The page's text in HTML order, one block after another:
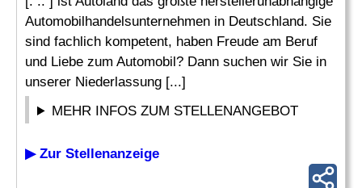
Automobilhandelsunternehmen in Deutschland. Sie
sind fachlich kompetent, haben Freude am Beruf
und Liebe zum Automobil? Dann suchen wir Sie in
unserer Niederlassung [...]
MEHR INFOS ZUM STELLENANGEBOT
▶ Zur Stellenanzeige